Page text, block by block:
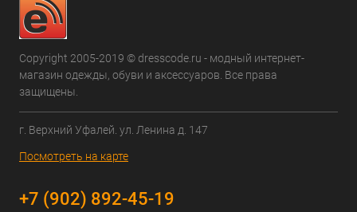
Copyright 2005-2019 © dresscode.ru - модный интернет-
магазин одежды, обуви и аксессуаров. Все права
защищены.
г. Верхний Уфалей. ул. Ленина д. 147
Посмотреть на карте
+7 (902) 892-45-19